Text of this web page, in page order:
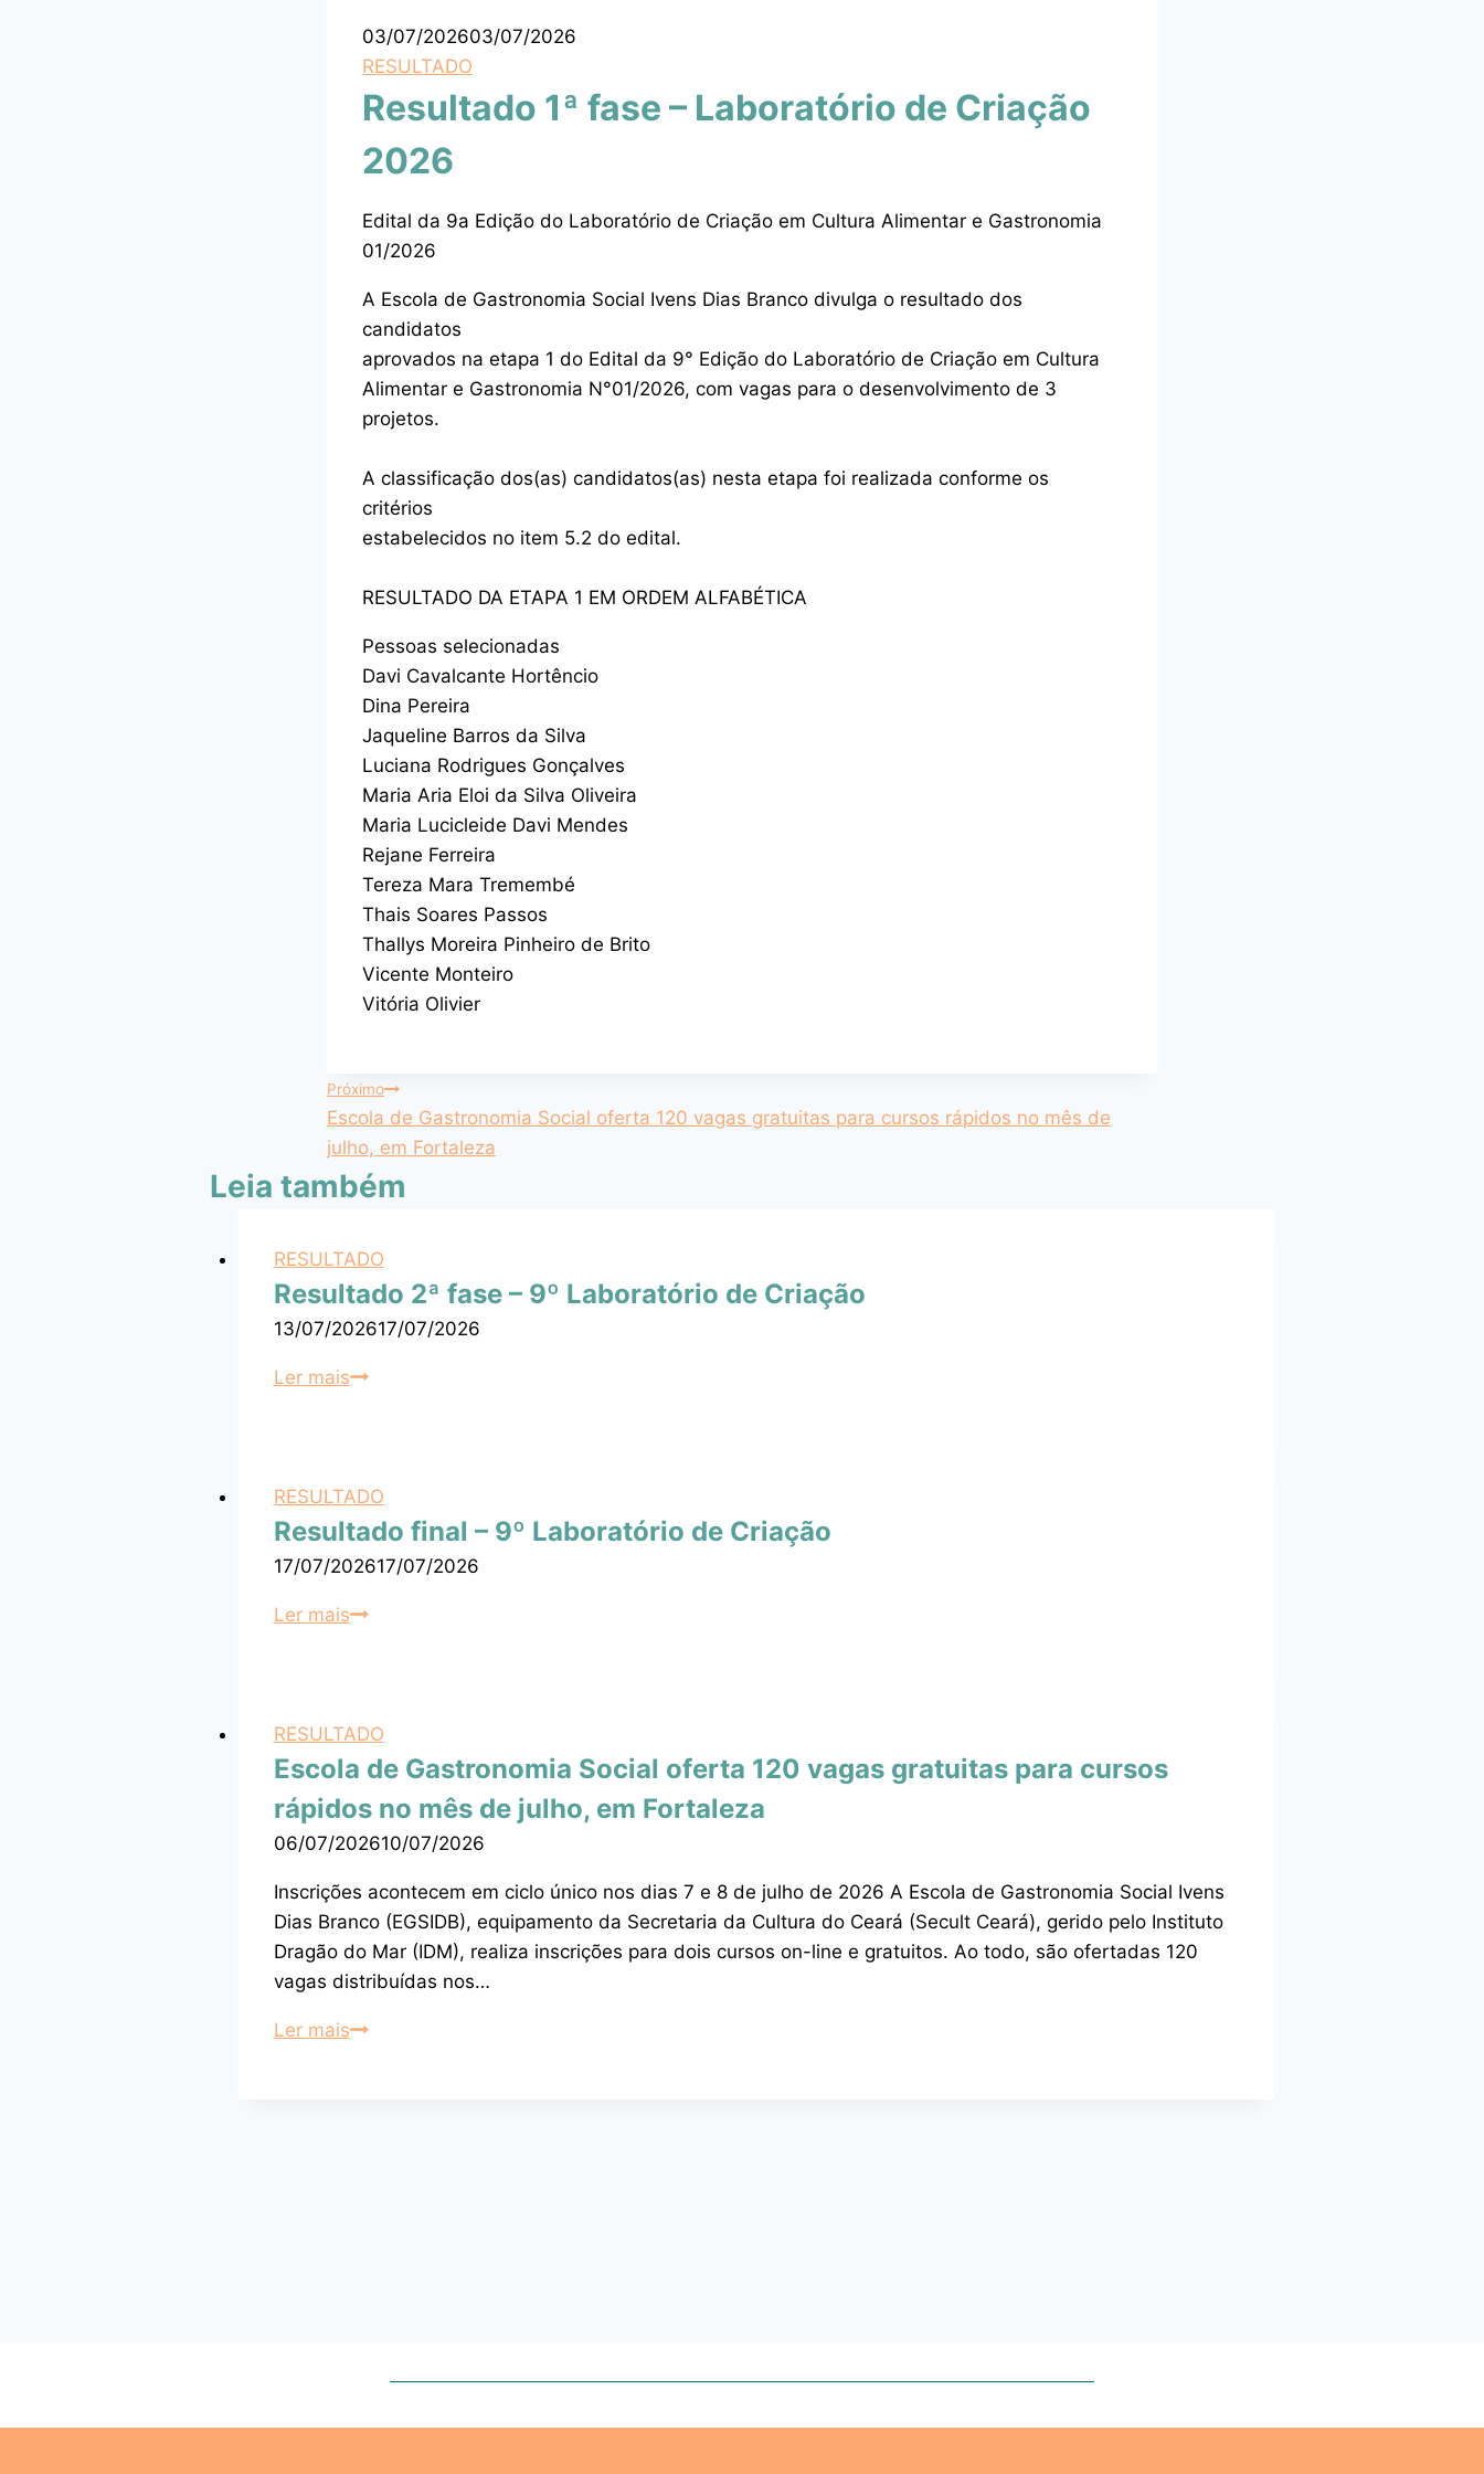
03/07/202603/07/2026
RESULTADO
Resultado 1ª fase – Laboratório de Criação
2026
Edital da 9a Edição do Laboratório de Criação em Cultura Alimentar e Gastronomia
01/2026
A Escola de Gastronomia Social Ivens Dias Branco divulga o resultado dos
candidatos
aprovados na etapa 1 do Edital da 9° Edição do Laboratório de Criação em Cultura
Alimentar e Gastronomia N°01/2026, com vagas para o desenvolvimento de 3
projetos.
A classificação dos(as) candidatos(as) nesta etapa foi realizada conforme os
critérios
estabelecidos no item 5.2 do edital.
RESULTADO DA ETAPA 1 EM ORDEM ALFABÉTICA
Pessoas selecionadas
Davi Cavalcante Hortêncio
Dina Pereira
Jaqueline Barros da Silva
Luciana Rodrigues Gonçalves
Maria Aria Eloi da Silva Oliveira
Maria Lucicleide Davi Mendes
Rejane Ferreira
Tereza Mara Tremembé
Thais Soares Passos
Thallys Moreira Pinheiro de Brito
Vicente Monteiro
Vitória Olivier
Próximo
Escola de Gastronomia Social oferta 120 vagas gratuitas para cursos rápidos no mês de
julho, em Fortaleza
Leia também
RESULTADO
Resultado 2ª fase – 9º Laboratório de Criação
13/07/202617/07/2026
Ler mais
RESULTADO
Resultado final – 9º Laboratório de Criação
17/07/202617/07/2026
Ler mais
RESULTADO
Escola de Gastronomia Social oferta 120 vagas gratuitas para cursos
rápidos no mês de julho, em Fortaleza
06/07/202610/07/2026
Inscrições acontecem em ciclo único nos dias 7 e 8 de julho de 2026 A Escola de Gastronomia Social Ivens
Dias Branco (EGSIDB), equipamento da Secretaria da Cultura do Ceará (Secult Ceará), gerido pelo Instituto
Dragão do Mar (IDM), realiza inscrições para dois cursos on-line e gratuitos. Ao todo, são ofertadas 120
vagas distribuídas nos…
Ler mais